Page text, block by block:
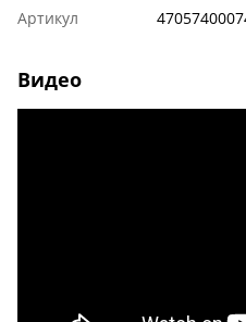
Артикул
Видео